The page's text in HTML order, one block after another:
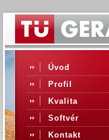
Úvod
Profil
Kvalita
Softvér
Kontakt